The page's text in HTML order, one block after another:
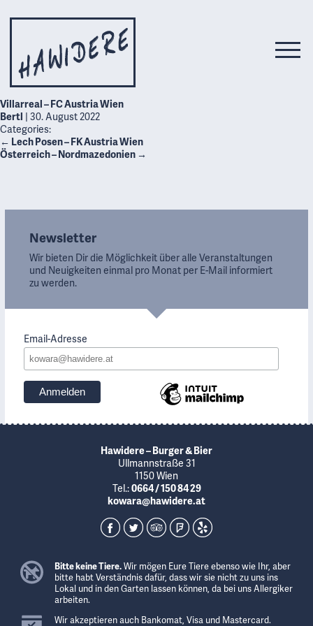
Villarreal – FC Austria Wien
Bertl | 30. August 2022
Categories:
← Lech Posen – FK Austria Wien
Österreich – Nordmazedonien →
Newsletter
Wir bieten Dir die Möglichkeit über alle Veranstaltungen
und Neuigkeiten einmal pro Monat per E-Mail informiert
zu werden.
Email-Adresse
Hawidere – Burger & Bier
Ullmannstraße 31
1150 Wien
Tel.:0664 / 150 84 29
kowara@hawidere.at
Bitte keine Tiere.Wir mögen Eure Tiere ebenso wie Ihr, aber
bitte habt Verständnis dafür, dass wir sie nicht zu uns ins
Lokal und in den Garten lassen können, da bei uns Allergiker
arbeiten.
Wir akzeptieren auch Bankomat, Visa und Mastercard.